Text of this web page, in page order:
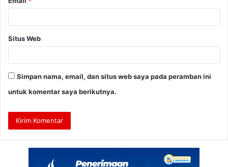
Situs Web
Simpan nama, email, dan situs web saya pada peramban ini
untuk komentar saya berikutnya.